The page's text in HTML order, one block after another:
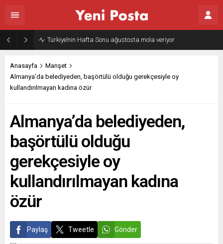
Türkiye’nin Hafta Sonu ağustosta mola veriyor
Anasayfa
Manşet
Almanya’da belediyeden, başörtülü olduğu gerekçesiyle oy
kullandırılmayan kadına özür
Almanya’da belediyeden,
başörtülü olduğu
gerekçesiyle oy
kullandırılmayan kadına
özür
Paylaş Tweetle Gönder